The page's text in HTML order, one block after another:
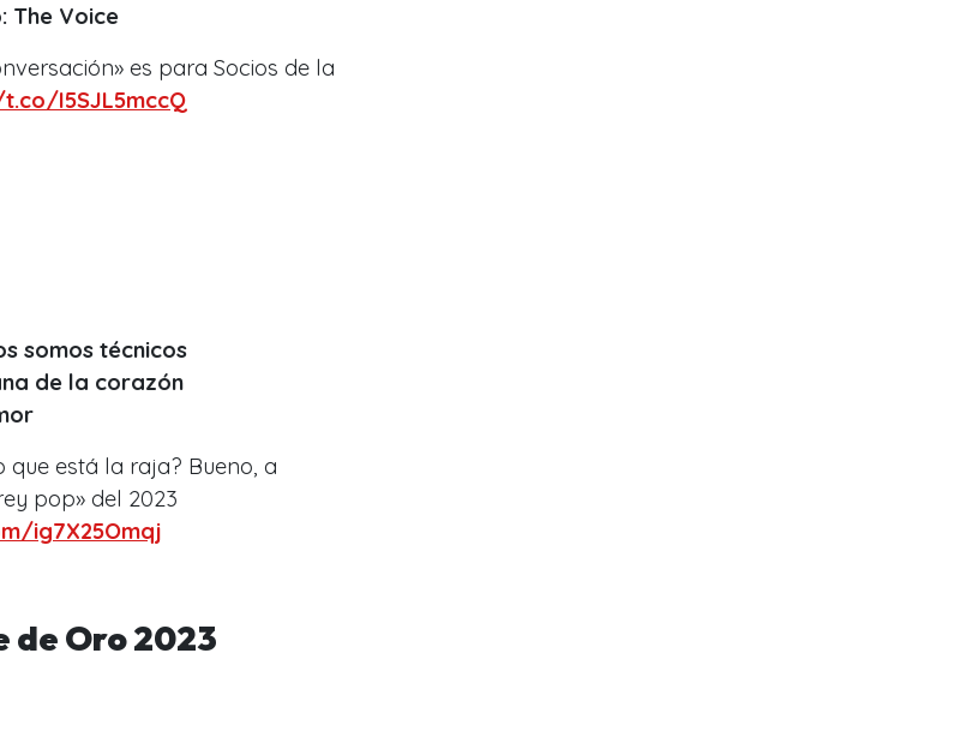
The Voice
es para Socios de la
I5SJL5mccQ
somos técnicos
de la corazón
que está la raja? Bueno, a
pop» del 2023
ig7X25Omqj
de Oro 2023